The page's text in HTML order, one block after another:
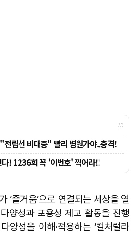
‘즐거움’으로 연결되는 세상을 열
양성과 포용성 제고 활동을 진행
양성을 이해·적용하는 ‘컬처럴라